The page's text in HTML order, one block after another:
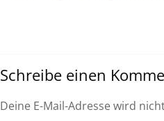
Schreibe einen
Deine E-Mail-Adresse wird